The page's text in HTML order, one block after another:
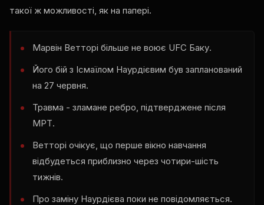
такої ж можливості, як на папері.
Марвін Ветторі більше не воює UFC Баку.
Його бій з Ісмаїлом Наурдієвим був запланований
на 27 червня.
Травма - зламане ребро, підтверджене після
МРТ.
Ветторі очікує, що перше вікно навчання
відбудеться приблизно через чотири-шість
тижнів.
Про заміну Наурдієва поки не повідомляється.